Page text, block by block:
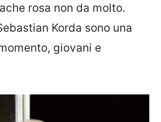
rosa non da molto.
Korda sono una
giovani e